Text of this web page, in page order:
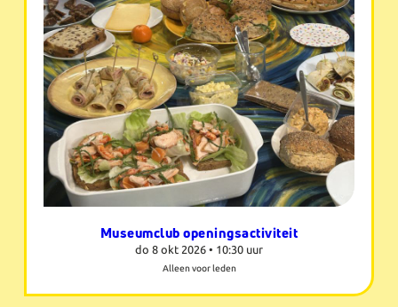
Museumclub openingsactiviteit
do 8 okt 2026 • 10:30 uur
Alleen voor leden